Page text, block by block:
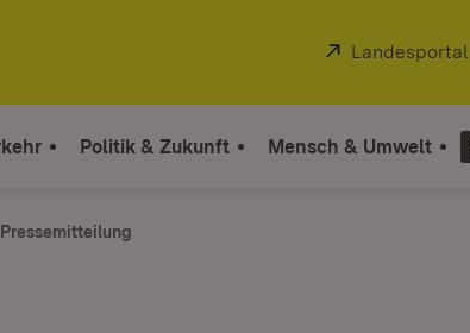
Extern:
Landesportal
Politik & Zukunft Mensch & Umwelt
Pressemitteilung